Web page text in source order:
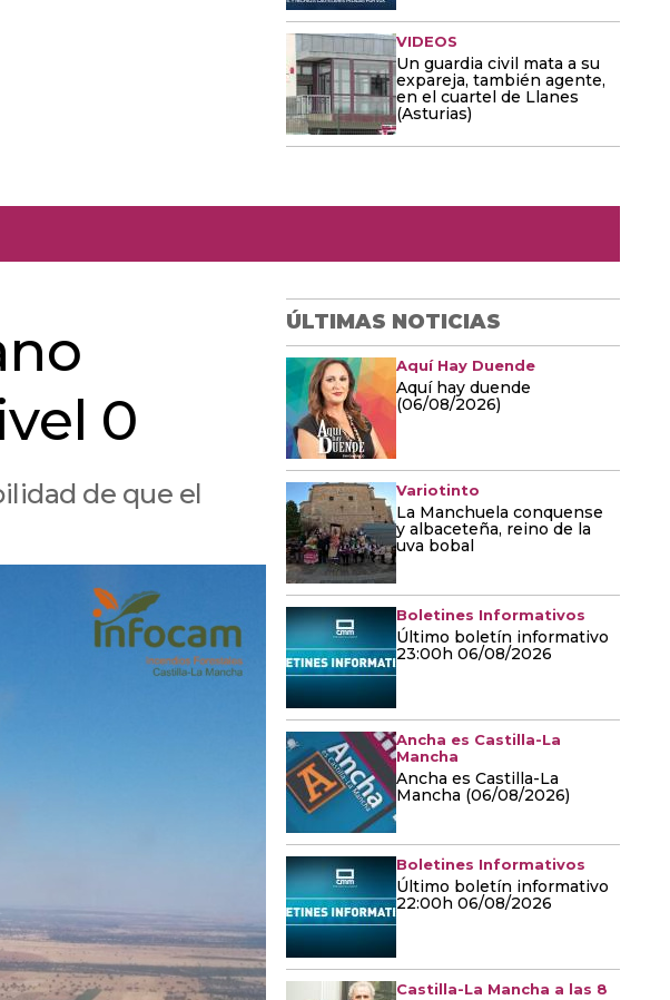
VIDEOS
Un guardia civil mata a su
expareja, también agente,
en el cuartel de Llanes
(Asturias)
0
de que el
ÚLTIMAS NOTICIAS
Aquí Hay Duende
Aquí hay duende
(06/08/2026)
Variotinto
La Manchuela conquense
y albaceteña, reino de la
uva bobal
Boletines Informativos
Último boletín informativo
23:00h 06/08/2026
Ancha es Castilla-La
Mancha
Ancha es Castilla-La
Mancha (06/08/2026)
Boletines Informativos
Último boletín informativo
22:00h 06/08/2026
Castilla-La Mancha a las 8